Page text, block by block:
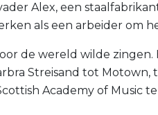
Alex, een
als een arbeider om
de wereld wilde
Streisand tot Motown,
Academy of Music